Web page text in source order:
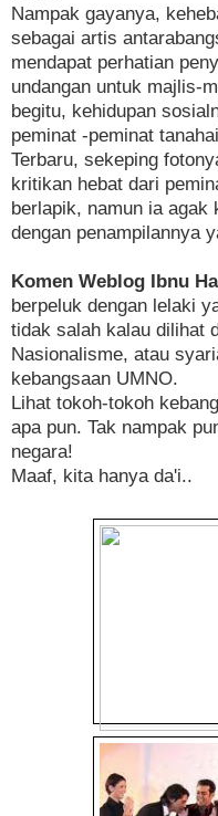
Nampak gayanya,
sebagai artis
mendapat perhatian
undangan untuk majlis-
begitu, kehidupan
peminat -peminat
Terbaru, sekeping
kritikan hebat dari
berlapik, namun ia agak
dengan penampilannya
Komen Weblog Ibnu
berpeluk dengan lelaki
tidak salah kalau dilihat
Nasionalisme, atau
kebangsaan UMNO.
Lihat tokoh-tokoh
apa pun. Tak nampak
negara!
Maaf, kita hanya da'i..